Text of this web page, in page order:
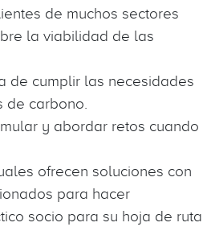
de muchos sectores
la viabilidad de las
de cumplir las necesidades
de carbono.
y abordar retos cuando
ofrecen soluciones con
para hacer
socio para su hoja de ruta